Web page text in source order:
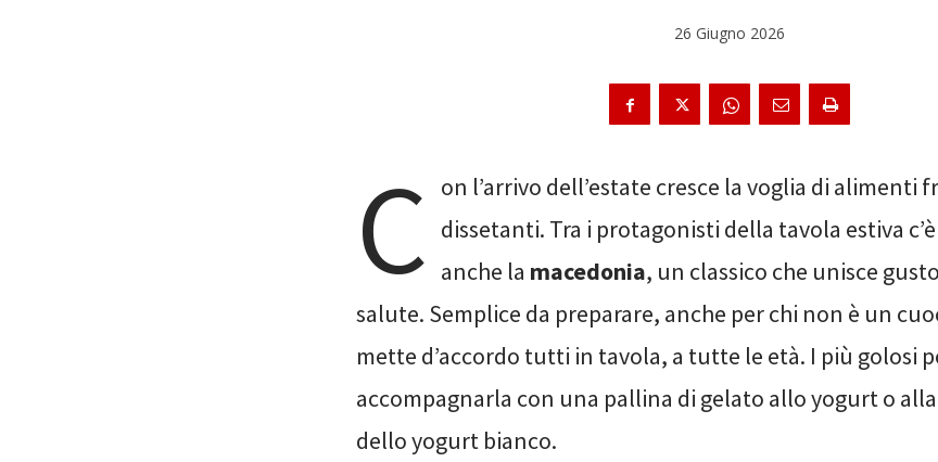
26 Giugno 2026
C on l’arrivo dell’estate cresce la voglia di alimenti
dissetanti. Tra i protagonisti della tavola estiva
anche la macedonia, un classico che unisce
salute. Semplice da preparare, anche per chi non è un
mette d’accordo tutti in tavola, a tutte le età. I più golosi
accompagnarla con una pallina di gelato allo yogurt o
dello yogurt bianco.